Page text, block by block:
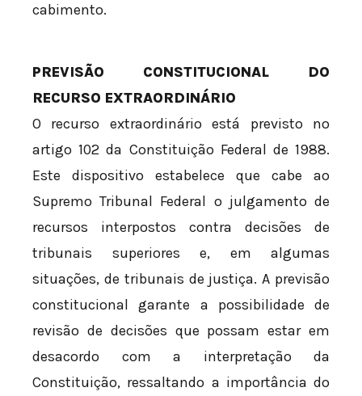
cabimento.
PREVISÃO CONSTITUCIONAL DO
RECURSO EXTRAORDINÁRIO
O recurso extraordinário está previsto no
artigo 102 da Constituição Federal de 1988.
Este dispositivo estabelece que cabe ao
Supremo Tribunal Federal o julgamento de
recursos interpostos contra decisões de
tribunais superiores e, em algumas
situações, de tribunais de justiça. A previsão
constitucional garante a possibilidade de
revisão de decisões que possam estar em
desacordo com a interpretação da
Constituição, ressaltando a importância do